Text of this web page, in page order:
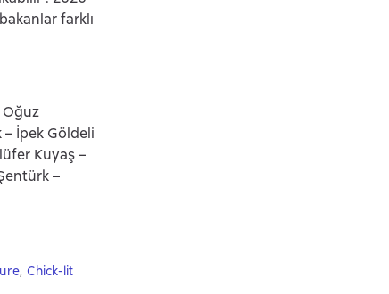
farklı
Oğuz
İpek Göldeli
Kuyaş –
–
, Сhick-lit